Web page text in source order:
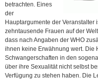
betrachten. Eines
der
Hauptargumente der Veranstalter
zehntausende Frauen auf der
dass nach Angaben der WHO
ihnen keine Erwähnung wert. Die
Schwangerschaften in den
über ihre Sexualität nicht selbst
Verfügung zu stehen haben. Die